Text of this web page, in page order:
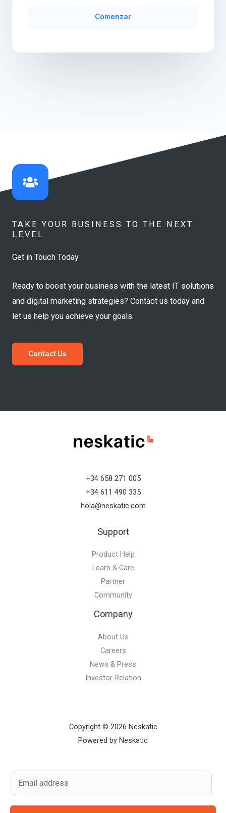
Comenzar
TAKE YOUR BUSINESS TO THE NEXT
LEVEL
Get in Touch Today
Ready to boost your business with the latest IT solutions
and digital marketing strategies? Contact us today and
let us help you achieve your goals.
Contact Us
+34 658 271 005
+34 611 490 335
hola@neskatic.com
Support
Product Help
Learn & Care
Partner
Community
Company
About Us
Careers
News & Press
Investor Relation
Copyright © 2026 Neskatic
Powered by Neskatic
m
a